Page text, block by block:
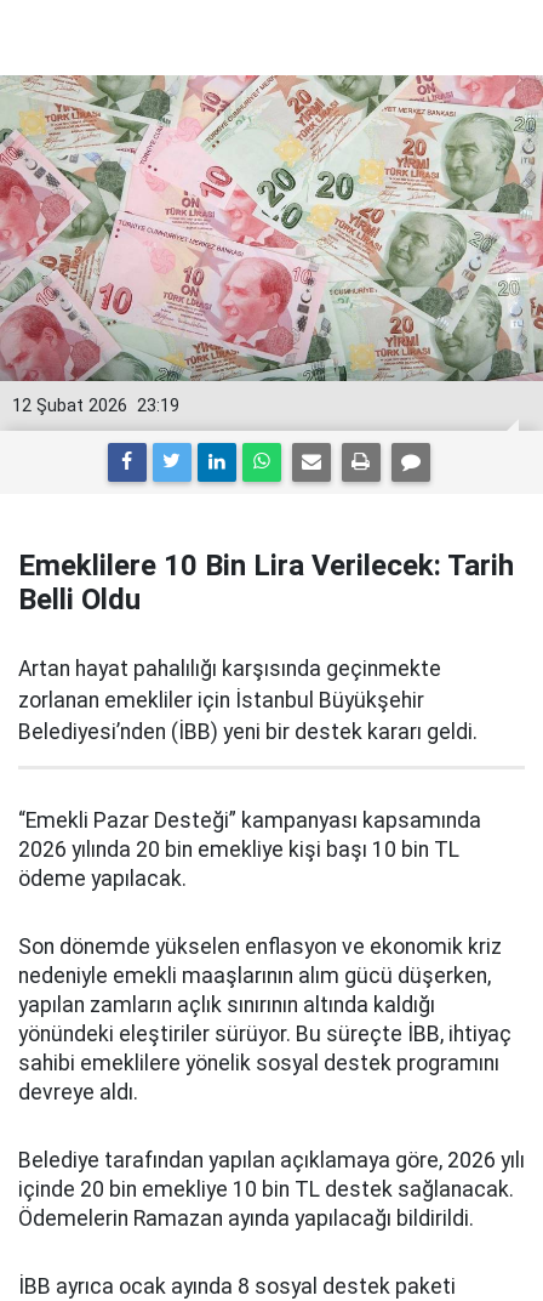
23:19
12 Şubat 2026
Emeklilere 10 Bin Lira Verilecek: Tarih
Belli Oldu
Artan hayat pahalılığı karşısında geçinmekte
zorlanan emekliler için İstanbul Büyükşehir
Belediyesi’nden (İBB) yeni bir destek kararı geldi.
“Emekli Pazar Desteği” kampanyası kapsamında
2026 yılında 20 bin emekliye kişi başı 10 bin TL
ödeme yapılacak.
Son dönemde yükselen enflasyon ve ekonomik kriz
nedeniyle emekli maaşlarının alım gücü düşerken,
yapılan zamların açlık sınırının altında kaldığı
yönündeki eleştiriler sürüyor. Bu süreçte İBB, ihtiyaç
sahibi emeklilere yönelik sosyal destek programını
devreye aldı.
Belediye tarafından yapılan açıklamaya göre, 2026 yılı
içinde 20 bin emekliye 10 bin TL destek sağlanacak.
Ödemelerin Ramazan ayında yapılacağı bildirildi.
İBB ayrıca ocak ayında 8 sosyal destek paketi